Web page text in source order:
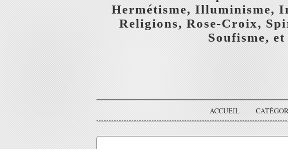
Hermétisme, Illuminisme,
Religions, Rose-Croix,
Soufisme, et
ACCUEIL